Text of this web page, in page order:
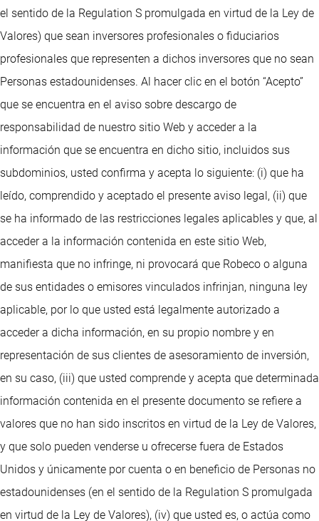
el sentido de la Regulation S promulgada en virtud de la Ley de
Valores) que sean inversores profesionales o fiduciarios
profesionales que representen a dichos inversores que no sean
Personas estadounidenses. Al hacer clic en el botón “Acepto”
que se encuentra en el aviso sobre descargo de
responsabilidad de nuestro sitio Web y acceder a la
información que se encuentra en dicho sitio, incluidos sus
subdominios, usted confirma y acepta lo siguiente: (i) que ha
leído, comprendido y aceptado el presente aviso legal, (ii) que
se ha informado de las restricciones legales aplicables y que, al
acceder a la información contenida en este sitio Web,
manifiesta que no infringe, ni provocará que Robeco o alguna
de sus entidades o emisores vinculados infrinjan, ninguna ley
aplicable, por lo que usted está legalmente autorizado a
acceder a dicha información, en su propio nombre y en
representación de sus clientes de asesoramiento de inversión,
en su caso, (iii) que usted comprende y acepta que determinada
información contenida en el presente documento se refiere a
valores que no han sido inscritos en virtud de la Ley de Valores,
y que solo pueden venderse u ofrecerse fuera de Estados
Unidos y únicamente por cuenta o en beneficio de Personas no
estadounidenses (en el sentido de la Regulation S promulgada
en virtud de la Ley de Valores), (iv) que usted es, o actúa como